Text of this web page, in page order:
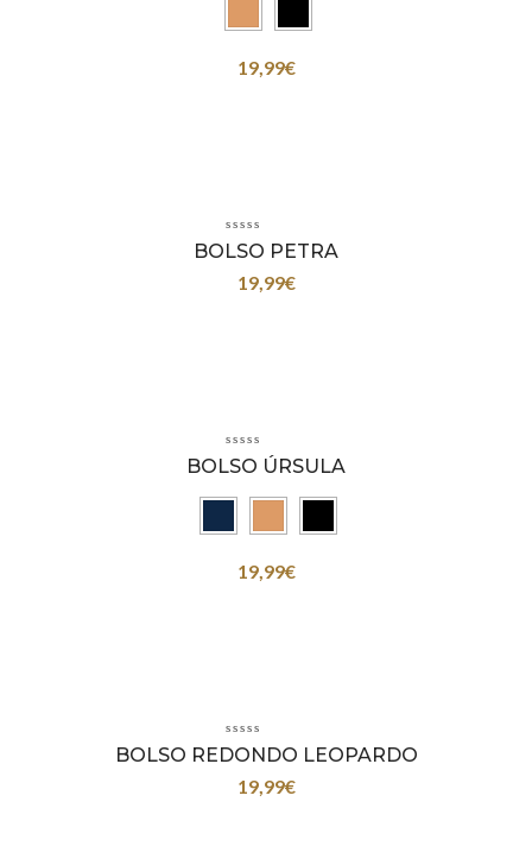
19,99€
BOLSO PETRA
19,99€
BOLSO ÚRSULA
19,99€
BOLSO REDONDO LEOPARDO
19,99€